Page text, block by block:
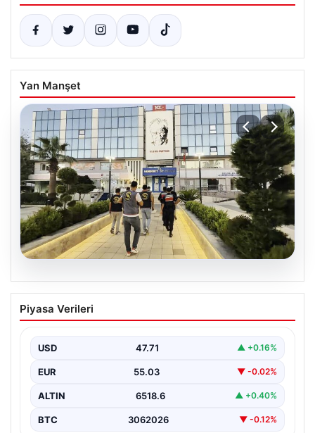
Yan Manşet
Menderes Belediyesi soruşturması.
Firari başkan yardımcısı yakalandı
Sonuçlandı: Firari Başkan Yardımcısı Yakalandı”,
“content”: “ İzmir’in…
Piyasa Verileri
USD 47.71 ▲ +0.16%
EUR 55.03 ▼ -0.02%
ALTIN 6518.6 ▲ +0.40%
BTC 3062026 ▼ -0.12%